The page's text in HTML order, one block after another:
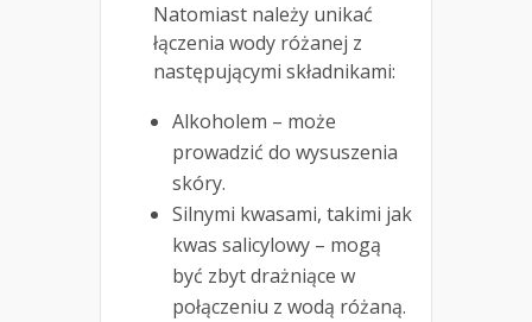
Natomiast należy unikać
łączenia wody różanej z
następującymi składnikami:
Alkoholem – może
prowadzić do wysuszenia
skóry.
Silnymi kwasami, takimi jak
kwas salicylowy – mogą
być zbyt drażniące w
połączeniu z wodą różaną.